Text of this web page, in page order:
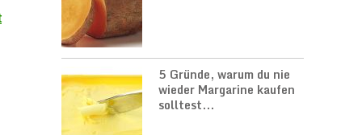
5 Gründe, warum du nie
wieder Margarine kaufen
solltest...